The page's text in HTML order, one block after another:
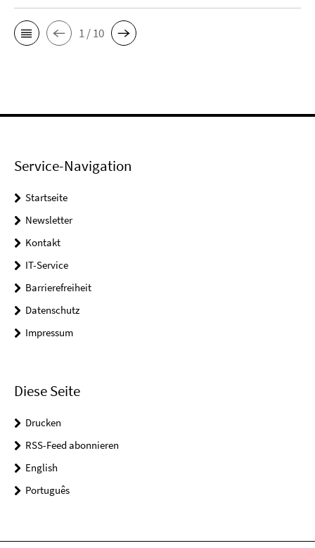
1 / 10
Service-Navigation
Startseite
Newsletter
Kontakt
IT-Service
Barrierefreiheit
Datenschutz
Impressum
Diese Seite
Drucken
RSS-Feed abonnieren
English
Português